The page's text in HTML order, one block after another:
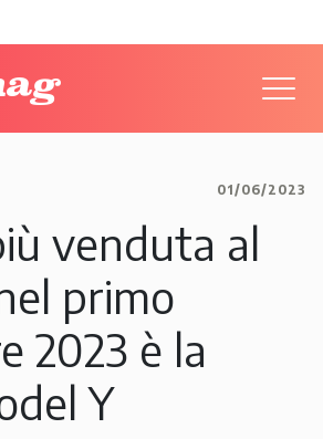
01/06/2023
venduta al
primo
2023 è la
Y